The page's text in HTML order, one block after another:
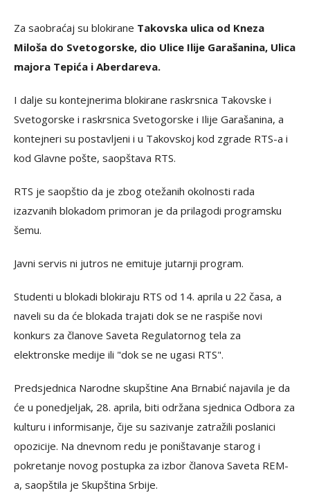
Za saobraćaj su blokirane Takovska ulica od Kneza
Miloša do Svetogorske, dio Ulice Ilije Garašanina, Ulica
majora Tepića i Aberdareva.
I dalje su kontejnerima blokirane raskrsnica Takovske i
Svetogorske i raskrsnica Svetogorske i Ilije Garašanina, a
kontejneri su postavljeni i u Takovskoj kod zgrade RTS-a i
kod Glavne pošte, saopštava RTS.
RTS je saopštio da je zbog otežanih okolnosti rada
izazvanih blokadom primoran je da prilagodi programsku
šemu.
Javni servis ni jutros ne emituje jutarnji program.
Studenti u blokadi blokiraju RTS od 14. aprila u 22 časa, a
naveli su da će blokada trajati dok se ne raspiše novi
konkurs za članove Saveta Regulatornog tela za
elektronske medije ili "dok se ne ugasi RTS".
Predsjednica Narodne skupštine Ana Brnabić najavila je da
će u ponedjeljak, 28. aprila, biti održana sjednica Odbora za
kulturu i informisanje, čije su sazivanje zatražili poslanici
opozicije. Na dnevnom redu je poništavanje starog i
pokretanje novog postupka za izbor članova Saveta REM-
a, saopštila je Skupština Srbije.